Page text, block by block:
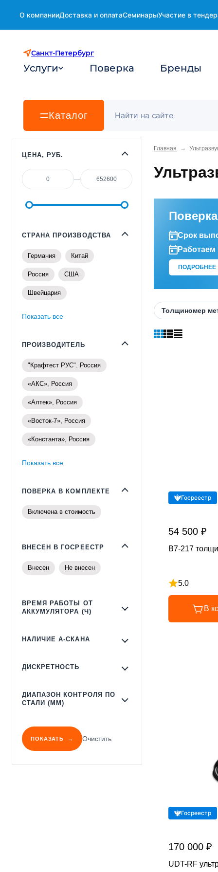
О компанииДоставка и оплатаСеминарыУчастие в
Санкт-Петербург
Услуги Поверка Бренды
Каталог
Главная →
Срок
Работаем
ПОДРОБНЕЕ
Толщиномер
Госреестр
54 500 ₽
В7-217
5.0
Рейтинг 5 из 5
В
Госреестр
170 000 ₽
UDT-RF
ЦЕНА, РУБ.
—
СТРАНА ПРОИЗВОДСТВА
Германия Китай
Россия США
Швейцария
Показать все
ПРОИЗВОДИТЕЛЬ
"Крафтест РУС". Россия
«АКС», Россия
«Алтек», Россия
«Восток-7», Россия
«Константа», Россия
Показать все
ПОВЕРКА В КОМПЛЕКТЕ
Включена в стоимость
ВНЕСЕН В ГОСРЕЕСТР
Внесен Не внесен
ВРЕМЯ РАБОТЫ ОТ
АККУМУЛЯТОРА (Ч)
НАЛИЧИЕ А-СКАНА
ДИСКРЕТНОСТЬ
ДИАПАЗОН КОНТРОЛЯ ПО
СТАЛИ (ММ)
ПОКАЗАТЬ Очистить